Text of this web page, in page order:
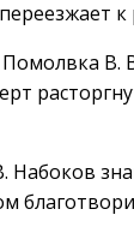
Помолвка В.
Набоков